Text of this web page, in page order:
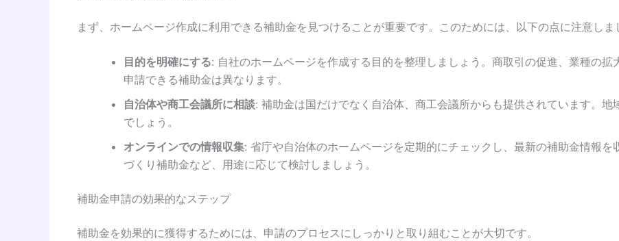
まず、ホームページ作成に利用できる補助金を見つけることが重要です。このためには、以下の点に注意しま
目的を明確にする: 自社のホームページを作成する目的を整理しましょう。商取引の促進、業種の
申請できる補助金は異なります。
自治体や商工会議所に相談: 補助金は国だけでなく自治体、商工会議所からも提供されています。
でしょう。
オンラインでの情報収集: 省庁や自治体のホームページを定期的にチェックし、最新の補助金情報
づくり補助金など、用途に応じて検討しましょう。
補助金申請の効果的なステップ
補助金を効果的に獲得するためには、申請のプロセスにしっかりと取り組むことが大切です。